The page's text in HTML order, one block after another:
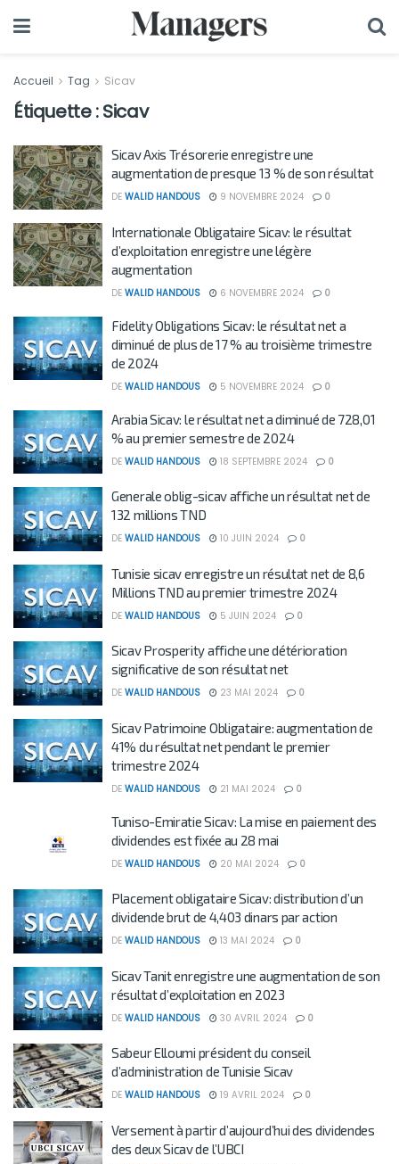
Accueil Tag Sicav
Étiquette :Sicav
Sicav Axis Trésorerie enregistre une
augmentation de presque 13 % de son résultat
DE WALID HANDOUS 9 NOVEMBRE 2024 0
Internationale Obligataire Sicav: le résultat
d’exploitation enregistre une légère
augmentation
DE WALID HANDOUS 6 NOVEMBRE 2024 0
Fidelity Obligations Sicav: le résultat net a
diminué de plus de 17 % au troisième trimestre
de 2024
DE WALID HANDOUS 5 NOVEMBRE 2024 0
Arabia Sicav: le résultat net a diminué de 728,01
% au premier semestre de 2024
DE WALID HANDOUS 18 SEPTEMBRE 2024 0
Generale oblig-sicav affiche un résultat net de
132 millions TND
DE WALID HANDOUS 10 JUIN 2024 0
Tunisie sicav enregistre un résultat net de 8,6
Millions TND au premier trimestre 2024
DE WALID HANDOUS 5 JUIN 2024 0
Sicav Prosperity affiche une détérioration
significative de son résultat net
DE WALID HANDOUS 23 MAI 2024 0
Sicav Patrimoine Obligataire: augmentation de
41% du résultat net pendant le premier
trimestre 2024
DE WALID HANDOUS 21 MAI 2024 0
Tuniso-Emiratie Sicav: La mise en paiement des
dividendes est fixée au 28 mai
DE WALID HANDOUS 20 MAI 2024 0
Placement obligataire Sicav: distribution d’un
dividende brut de 4,403 dinars par action
DE WALID HANDOUS 13 MAI 2024 0
Sicav Tanit enregistre une augmentation de son
résultat d’exploitation en 2023
DE WALID HANDOUS 30 AVRIL 2024 0
Sabeur Elloumi président du conseil
d’administration de Tunisie Sicav
DE WALID HANDOUS 19 AVRIL 2024 0
Versement à partir d’aujourd’hui des dividendes
des deux Sicav de l’UBCI